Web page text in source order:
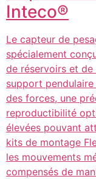
Inteco®
Le capteur de
spécialement
de réservoirs et
support
des forces, une
reproductibilité
élevées pouvant
kits de montage
les mouvements
compensés de